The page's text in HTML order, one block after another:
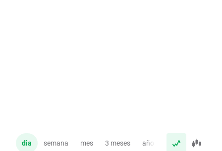
dia semana mes 3 meses año